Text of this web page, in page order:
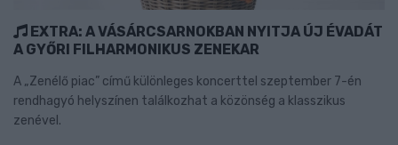
EXTRA: A VÁSÁRCSARNOKBAN NYITJA ÚJ ÉVADÁT
A GYŐRI FILHARMONIKUS ZENEKAR
A „Zenélő piac” című különleges koncerttel szeptember 7-én
rendhagyó helyszínen találkozhat a közönség a klasszikus
zenével.